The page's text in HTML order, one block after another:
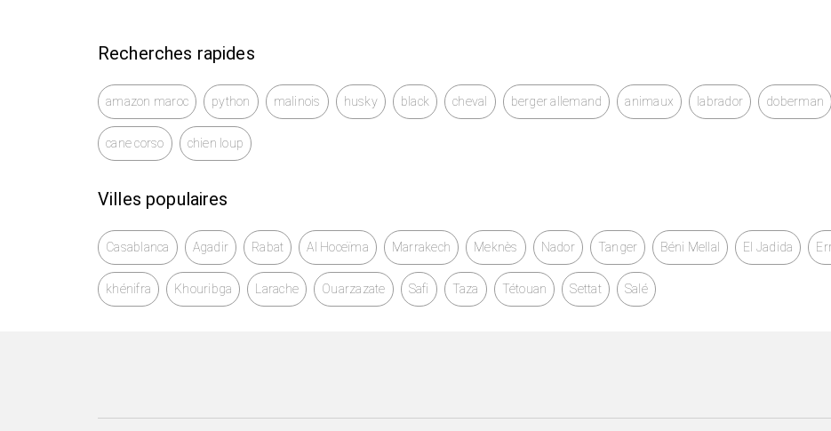
pouces qui rend la lecture des traductions facile et confortable.
5. Assistant vocal AI et capacité Bluetooth : Il dispose d'un assistant vocal AI qui peut aider à effectuer
diverses tâches en utilisant des commandes vocales, et il peut également se connecter à d'autres
dispositifs via Bluetooth, ce qui augmente en outre sa commodité et sa portabilité.
Recherches rapides
amazon maroc python malinois husky black cheval berger allemand animaux labrador doberman
cane corso chien loup
Villes populaires
Casablanca Agadir Rabat Al Hoceïma Marrakech Meknès Nador Tanger Béni Mellal El Jadida
khénifra Khouribga Larache Ouarzazate Safi Taza Tétouan Settat Salé